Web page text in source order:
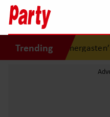
Trending
van